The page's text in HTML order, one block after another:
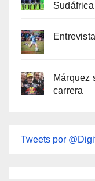
Márquez
carrera
Tweets por